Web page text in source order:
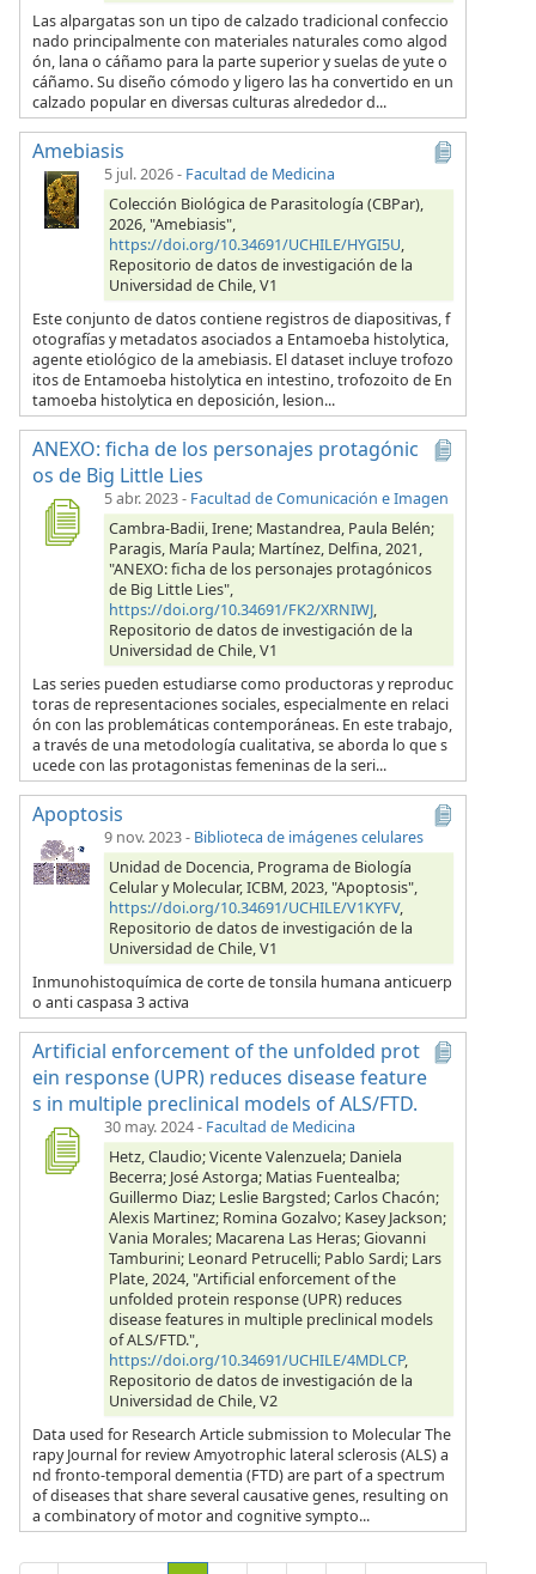
Las alpargatas son un tipo de calzado tradicional confeccio
nado principalmente con materiales naturales como algod
ón, lana o cáñamo para la parte superior y suelas de yute o
cáñamo. Su diseño cómodo y ligero las ha convertido en un
calzado popular en diversas culturas alrededor d...
Amebiasis
5 jul. 2026- Facultad de Medicina
Colección Biológica de Parasitología (CBPar),
2026, "Amebiasis",
https://doi.org/10.34691/UCHILE/HYGI5U,
Repositorio de datos de investigación de la
Universidad de Chile, V1
Este conjunto de datos contiene registros de diapositivas, f
otografías y metadatos asociados a Entamoeba histolytica,
agente etiológico de la amebiasis. El dataset incluye trofozo
itos de Entamoeba histolytica en intestino, trofozoito de En
tamoeba histolytica en deposición, lesion...
ANEXO: ficha de los personajes protagónic
os de Big Little Lies
5 abr. 2023- Facultad de Comunicación e Imagen
Cambra-Badii, Irene; Mastandrea, Paula Belén;
Paragis, María Paula; Martínez, Delfina, 2021,
"ANEXO: ficha de los personajes protagónicos
de Big Little Lies",
https://doi.org/10.34691/FK2/XRNIWJ,
Repositorio de datos de investigación de la
Universidad de Chile, V1
Las series pueden estudiarse como productoras y reproduc
toras de representaciones sociales, especialmente en relaci
ón con las problemáticas contemporáneas. En este trabajo,
a través de una metodología cualitativa, se aborda lo que s
ucede con las protagonistas femeninas de la seri...
Apoptosis
9 nov. 2023- Biblioteca de imágenes celulares
Unidad de Docencia, Programa de Biología
Celular y Molecular, ICBM, 2023, "Apoptosis",
https://doi.org/10.34691/UCHILE/V1KYFV,
Repositorio de datos de investigación de la
Universidad de Chile, V1
Inmunohistoquímica de corte de tonsila humana anticuerp
o anti caspasa 3 activa
Artificial enforcement of the unfolded prot
ein response (UPR) reduces disease feature
s in multiple preclinical models of ALS/FTD.
30 may. 2024- Facultad de Medicina
Hetz, Claudio; Vicente Valenzuela; Daniela
Becerra; José Astorga; Matias Fuentealba;
Guillermo Diaz; Leslie Bargsted; Carlos Chacón;
Alexis Martinez; Romina Gozalvo; Kasey Jackson;
Vania Morales; Macarena Las Heras; Giovanni
Tamburini; Leonard Petrucelli; Pablo Sardi; Lars
Plate, 2024, "Artificial enforcement of the
unfolded protein response (UPR) reduces
disease features in multiple preclinical models
of ALS/FTD.",
https://doi.org/10.34691/UCHILE/4MDLCP,
Repositorio de datos de investigación de la
Universidad de Chile, V2
Data used for Research Article submission to Molecular The
rapy Journal for review Amyotrophic lateral sclerosis (ALS) a
nd fronto-temporal dementia (FTD) are part of a spectrum
of diseases that share several causative genes, resulting on
a combinatory of motor and cognitive sympto...